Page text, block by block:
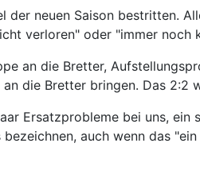
neuen Saison bestritten.
verloren" oder "immer noch
an die Bretter,
die Bretter bringen. Das 2:2
Ersatzprobleme bei uns,
auch wenn das